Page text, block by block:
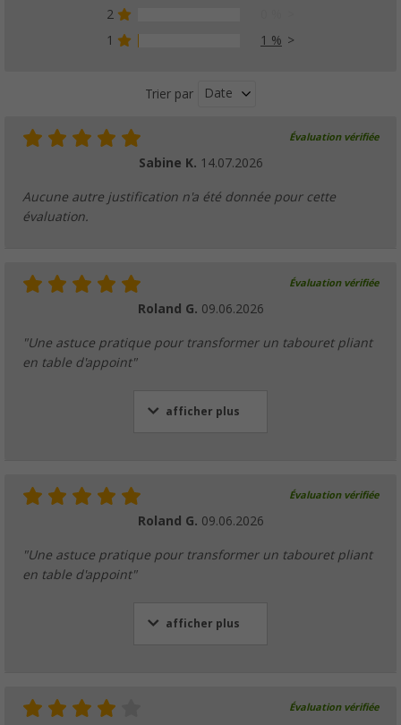
2
1
1 %
Trier par Date
Évaluation vérifiée
Sabine K. 14.07.2026
Aucune autre justification n'a été donnée pour cette
évaluation.
Évaluation vérifiée
Roland G. 09.06.2026
"Une astuce pratique pour transformer un tabouret pliant
en table d'appoint"
afficher plus
Évaluation vérifiée
Roland G. 09.06.2026
"Une astuce pratique pour transformer un tabouret pliant
en table d'appoint"
afficher plus
Évaluation vérifiée